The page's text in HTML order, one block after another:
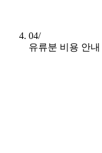
04/
유류분 비용 안내